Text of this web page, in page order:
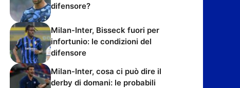
difensore?
Milan-Inter, Bisseck fuori per
infortunio: le condizioni del
difensore
Milan-Inter, cosa ci può dire il
derby di domani: le probabili